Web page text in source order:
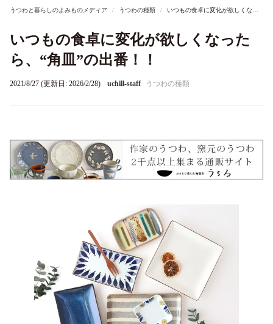
うつわと暮らしのよみものメディア うつわの種類 いつもの食卓に変化が欲しくなったら、“角皿”の出番！！
いつもの食卓に変化が欲しくなった
ら、“角皿”の出番！！
2021/8/27 (更新日: 2026/2/28) uchill-staff うつわの種類